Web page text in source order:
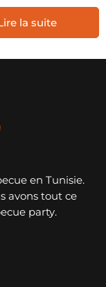
la suite
en Tunisie.
avons tout ce
party.